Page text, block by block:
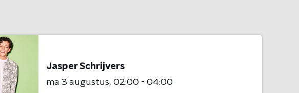
Jasper Schrijvers
ma 3 augustus 02:00 - 04:00